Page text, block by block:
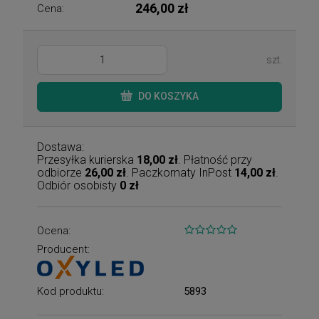
Cena: 246,00 zł
szt.
DO KOSZYKA
Dostawa:
Przesyłka kurierska 18,00 zł . Płatność przy
odbiorze 26,00 zł . Paczkomaty InPost 14,00 zł
Odbiór osobisty 0 zł
Ocena:
Producent:
Kod produktu: 5893